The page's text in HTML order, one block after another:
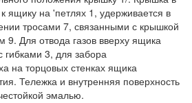
ящику на 'петлях 1, удерживается в
тросами 7, связанными с крышкой
9. Для отвода газов вверху ящика
гибками 3, для забора
на торцовых стенках ящика
Тележка и внутренняя поверхность
эмалью.